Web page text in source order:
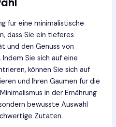
für eine minimalistische
dass Sie ein tieferes
und den Genuss von
Indem Sie sich auf eine
können Sie sich auf
und Ihren Gaumen für die
in der Ernährung
bewusste Auswahl
Zutaten.